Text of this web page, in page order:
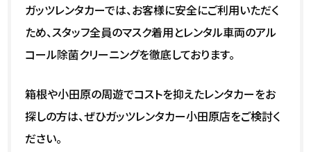
ガッツレンタカーでは、お客様に安全にご利用いただく
ため、スタッフ全員のマスク着用とレンタル車両のアル
コール除菌クリーニングを徹底しております。
箱根や小田原の周遊でコストを抑えたレンタカーをお
探しの方は、ぜひガッツレンタカー小田原店をご検討く
ださい。